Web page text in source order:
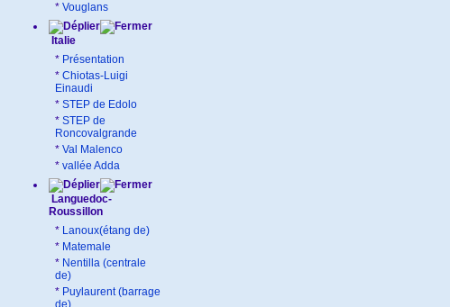
* Vouglans
Italie
* Présentation
* Chiotas-Luigi
Einaudi
* STEP de Edolo
* STEP de
Roncovalgrande
* Val Malenco
* vallée Adda
Languedoc-
Roussillon
* Lanoux(étang de)
* Matemale
* Nentilla (centrale
de)
* Puylaurent (barrage
de)